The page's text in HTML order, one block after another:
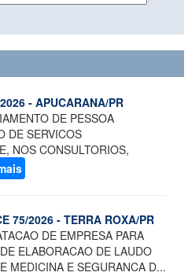
- APUCARANA/PR
DE PESSOA
DE SERVICOS
NOS CONSULTORIOS,
75/2026 - TERRA ROXA/PR
DE EMPRESA PARA
ELABORACAO DE LAUDO
MEDICINA E SEGURANCA D...